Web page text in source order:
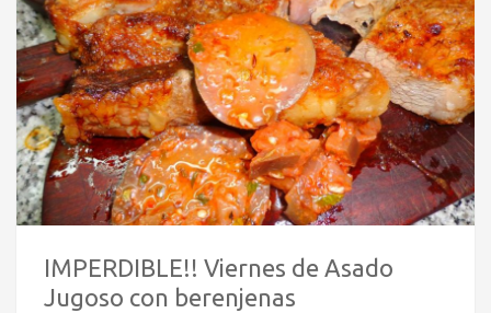
IMPERDIBLE!! Viernes de Asado
Jugoso con berenjenas